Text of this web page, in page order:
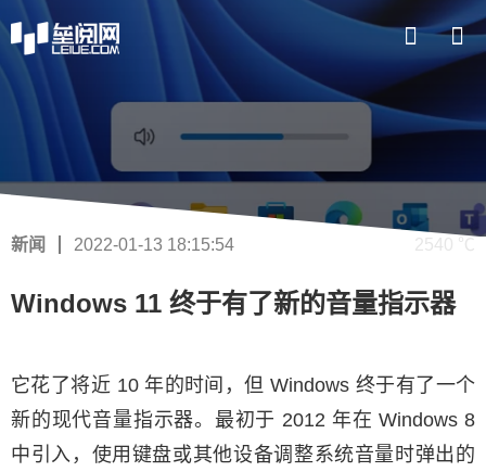
新闻 2022-01-13 18:15:54 2540 ℃
Windows 11 终于有了新的音量指示器
它花了将近 10 年的时间，但 Windows 终于有了一个
新的现代音量指示器。最初于 2012 年在 Windows 8
中引入，使用键盘或其他设备调整系统音量时弹出的